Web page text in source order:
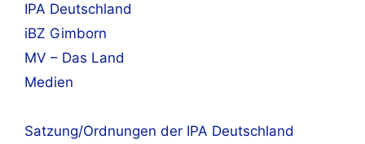
IPA Deutschland
iBZ Gimborn
MV – Das Land
Medien
Satzung/Ordnungen der IPA Deutschland